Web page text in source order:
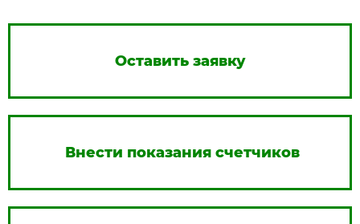
Оставить заявку
Внести показания счетчиков